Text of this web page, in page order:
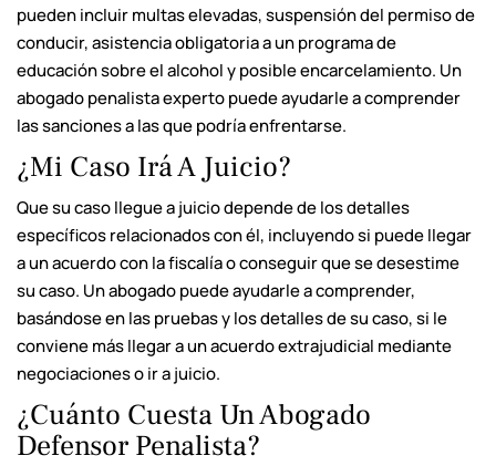
pueden incluir multas elevadas, suspensión del permiso de
conducir, asistencia obligatoria a un programa de
educación sobre el alcohol y posible encarcelamiento. Un
abogado penalista experto puede ayudarle a comprender
las sanciones a las que podría enfrentarse.
¿Mi Caso Irá A Juicio?
Que su caso llegue a juicio depende de los detalles
específicos relacionados con él, incluyendo si puede llegar
a un acuerdo con la fiscalía o conseguir que se desestime
su caso. Un abogado puede ayudarle a comprender,
basándose en las pruebas y los detalles de su caso, si le
conviene más llegar a un acuerdo extrajudicial mediante
negociaciones o ir a juicio.
¿Cuánto Cuesta Un Abogado
Defensor Penalista?